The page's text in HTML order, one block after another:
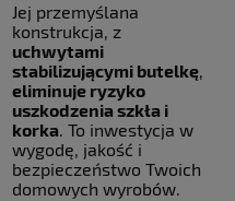
Jej przemyślana
konstrukcja, z
uchwytami
stabilizującymi butelkę,
eliminuje ryzyko
uszkodzenia szkła i
korka. To inwestycja w
wygodę, jakość i
bezpieczeństwo Twoich
domowych wyrobów.